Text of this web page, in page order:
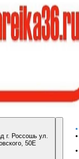
г. Россошь ул.
50Е